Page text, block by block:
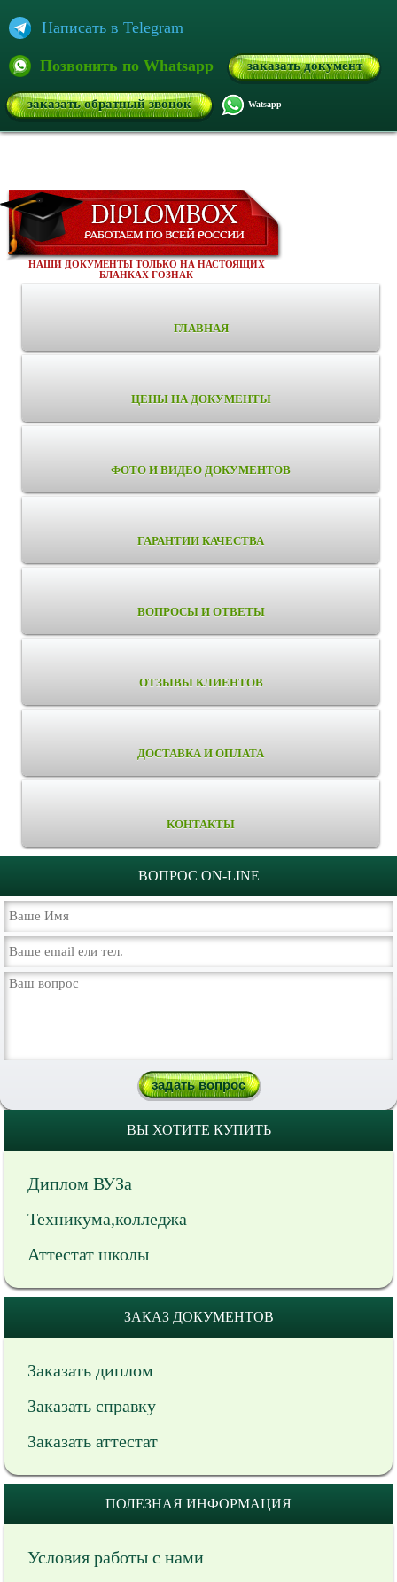
Написать в Telegram
Позвонить по Whatsapp заказать документ
заказать обратный звонок Watsapp
НАШИ ДОКУМЕНТЫ ТОЛЬКО НА НАСТОЯЩИХ
БЛАНКАХ ГОЗНАК
ГЛАВНАЯ
ЦЕНЫ НА ДОКУМЕНТЫ
ФОТО И ВИДЕО ДОКУМЕНТОВ
ГАРАНТИИ КАЧЕСТВА
ВОПРОСЫ И ОТВЕТЫ
ОТЗЫВЫ КЛИЕНТОВ
ДОСТАВКА И ОПЛАТА
КОНТАКТЫ
ВОПРОС ON-LINE
ВЫ ХОТИТЕ КУПИТЬ
Диплом ВУЗа
Техникума,колледжа
Аттестат школы
ЗАКАЗ ДОКУМЕНТОВ
Заказать диплом
Заказать справку
Заказать аттестат
ПОЛЕЗНАЯ ИНФОРМАЦИЯ
Условия работы с нами